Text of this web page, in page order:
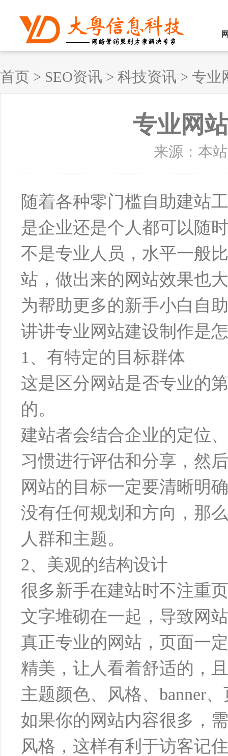
首页 > SEO资讯 > 科技资讯 > 专业
专业网
来源：本
随着各种零门槛自助建站
是企业还是个人都可以随
不是专业人员，水平一般
站，做出来的网站效果也
为帮助更多的新手小白自
讲讲专业网站建设制作是
1、有特定的目标群体
这是区分网站是否专业的
的。
建站者会结合企业的定位
习惯进行评估和分享，然
网站的目标一定要清晰明
没有任何规划和方向，那
人群和主题。
2、美观的结构设计
很多新手在建站时不注重
文字堆砌在一起，导致网
真正专业的网站，页面一
精美，让人看着舒适的，
主题颜色、风格、banner
如果你的网站内容很多，
风格，这样有利于访客记